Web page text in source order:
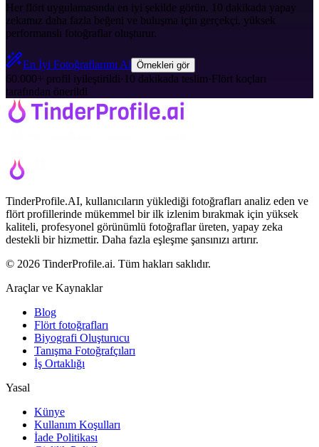
Her flört uygulamasında en iyi şekilde görün. 10 dakikada yapay
zekamız daha fazla beğeni ve buluşma için gerçekçi, yüksek
performanslı fotoğraflar oluşturur.
En İyi Fotoğraflarımı Al Örnekleri gör
60.000+ profil iyileştirildi· 10 dakikada teslim·Flört koçları
tarafından önerildi
TinderProfile.AI, kullanıcıların yüklediği fotoğrafları analiz eden ve
flört profillerinde mükemmel bir ilk izlenim bırakmak için yüksek
kaliteli, profesyonel görünümlü fotoğraflar üreten, yapay zeka
destekli bir hizmettir. Daha fazla eşleşme şansınızı artırır.
© 2026 TinderProfile.ai. Tüm hakları saklıdır.
Araçlar ve Kaynaklar
Blog
Flört fotoğrafları
Biyografi Oluşturucu
Tanışma Fotoğrafçıları
İş Ortaklığı
Yasal
Künye
Kullanım Koşulları
İade Politikası